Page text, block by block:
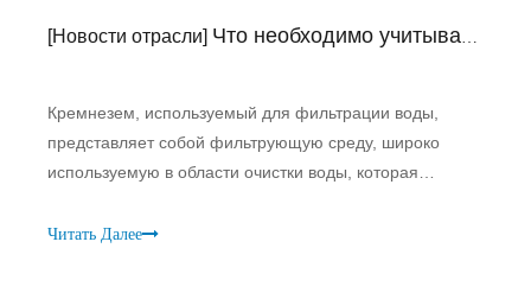
[Новости отрасли] Что необходимо учитывать при выборе кварцевого кварца для фильтрации воды?
Кремнезем, используемый для фильтрации воды,
представляет собой фильтрующую среду, широко
используемую в области очистки воды, которая
цвета, запахи, бактерии и т. д. Размер частиц
Читать Далее